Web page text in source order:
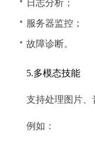
日志分析；
服务器监控；
故障诊断。
5.多模态技能
支持处理图片、
例如：